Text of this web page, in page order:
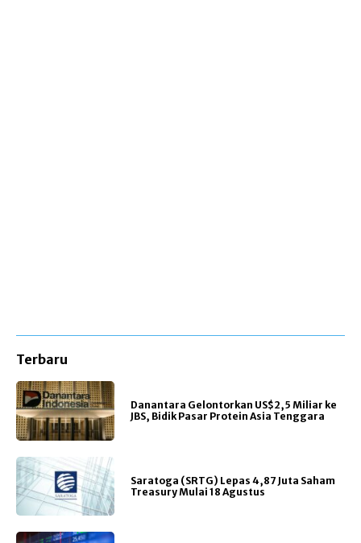
Terbaru
Danantara Gelontorkan US$2,5 Miliar ke
JBS, Bidik Pasar Protein Asia Tenggara
Saratoga (SRTG) Lepas 4,87 Juta Saham
Treasury Mulai 18 Agustus